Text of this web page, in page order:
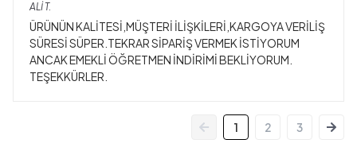
ALİ T.
ÜRÜNÜN KALİTESİ,MÜŞTERİ İLİŞKİLERİ,KARGOYA VERİLİŞ
SÜRESİ SÜPER.TEKRAR SİPARİŞ VERMEK İSTİYORUM
ANCAK EMEKLİ ÖĞRETMEN İNDİRİMİ BEKLİYORUM.
TEŞEKKÜRLER.
1 2 3